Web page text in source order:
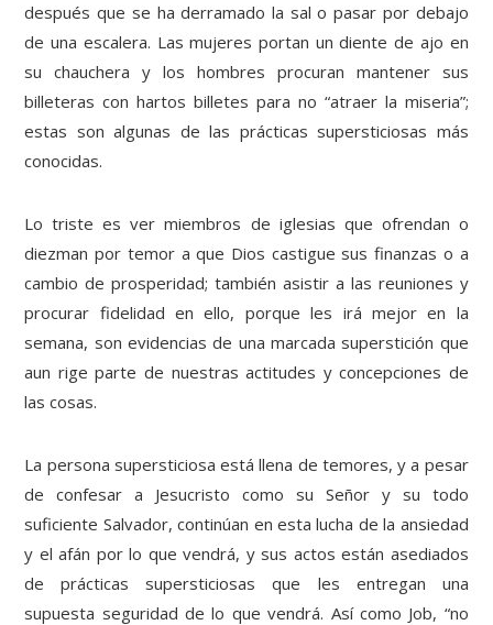
después que se ha derramado la sal o pasar por debajo
de una escalera. Las mujeres portan un diente de ajo en
su chauchera y los hombres procuran mantener sus
billeteras con hartos billetes para no “atraer la miseria”;
estas son algunas de las prácticas supersticiosas más
conocidas.
Lo triste es ver miembros de iglesias que ofrendan o
diezman por temor a que Dios castigue sus finanzas o a
cambio de prosperidad; también asistir a las reuniones y
procurar fidelidad en ello, porque les irá mejor en la
semana, son evidencias de una marcada superstición que
aun rige parte de nuestras actitudes y concepciones de
las cosas.
La persona supersticiosa está llena de temores, y a pesar
de confesar a Jesucristo como su Señor y su todo
suficiente Salvador, continúan en esta lucha de la ansiedad
y el afán por lo que vendrá, y sus actos están asediados
de prácticas supersticiosas que les entregan una
supuesta seguridad de lo que vendrá. Así como Job, “no